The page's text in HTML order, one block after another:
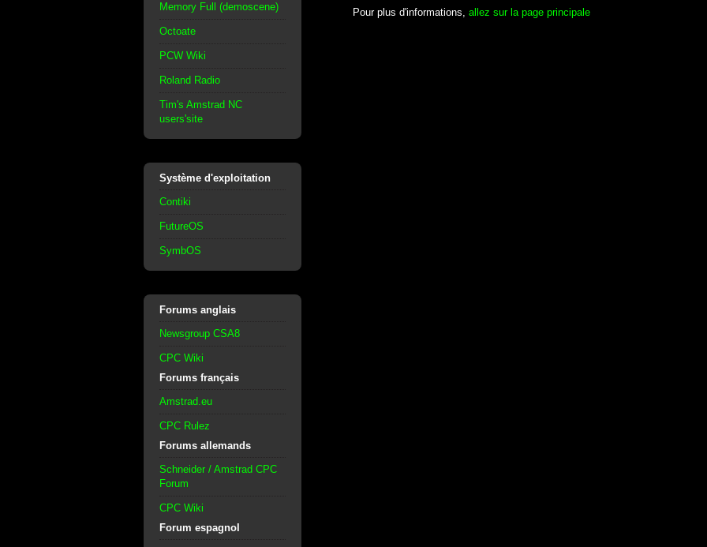
Memory Full (demoscene)
Octoate
PCW Wiki
Roland Radio
Tim's Amstrad NC
users'site
Système d'exploitation
Contiki
FutureOS
SymbOS
Forums anglais
Newsgroup CSA8
CPC Wiki
Forums français
Amstrad.eu
CPC Rulez
Forums allemands
Schneider / Amstrad CPC
Forum
CPC Wiki
Forum espagnol
Pour plus d'informations, allez sur la page principale